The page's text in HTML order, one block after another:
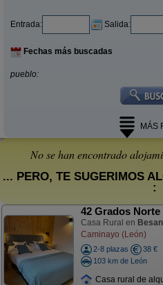
Entrada: Salida:
Fechas más buscadas
pueblo:
MÁS
No se han encontrado
... PERO, TE SUGERIMOS
:
42 Grados Norte
Casa Rural en
Caminayo (León)
2-8 plazas
38 €
103 km de León
Casa rural de